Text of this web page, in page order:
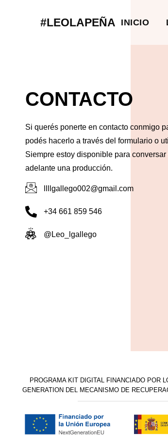
#LEOLAPEÑA INICIO
CONTACTO
Si querés ponerte en contacto conmigo
podés hacerlo a través del formulario o
Siempre estoy disponible para
adelante una producción.
llllgallego002@gmail.com
+34 661 859 546
@Leo_lgallego
PROGRAMA KIT DIGITAL FINANCIADO POR
GENERATION DEL MECANISMO DE